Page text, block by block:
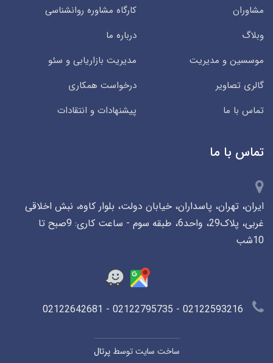
مشاوران
کارگاه مشاوره روانشناسی
وبلاگ
درباره ما
موسسین و مدیریت
مدیریت بازاریابی و سئو
گالری تصاویر
درخواست همکاری
تماس با ما
پیشنهادات و انتقادات
تماس با ما
ایران، تهران، پاسداران، خیابان دولت، بلوار کاوه، نبش اخلاقی
غربی، پلاک29، واحد6، طبقه سوم - ساعت کاری: 9صبح تا
10شب
ساخت سایت توسطپرتال